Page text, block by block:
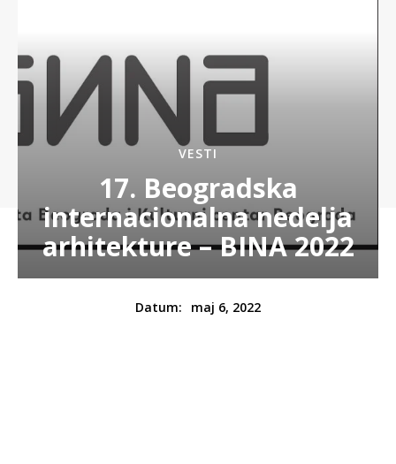
VESTI
17. Beogradska
internacionalna nedelja
arhitekture – BINA 2022
Datum: maj 6, 2022